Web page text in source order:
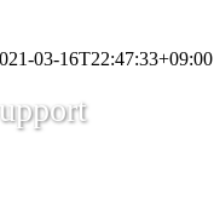
03-16T22:47:33+09:00